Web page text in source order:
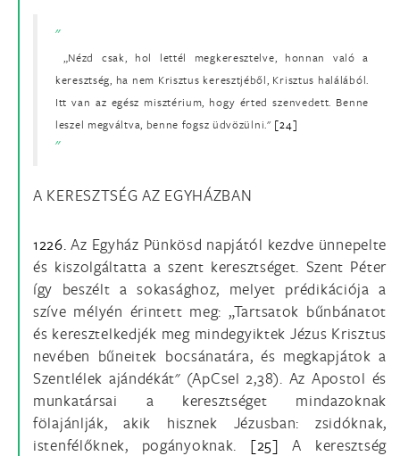
„Nézd csak, hol lettél megkeresztelve, honnan való a
keresztség, ha nem Krisztus keresztjéből, Krisztus halálából.
Itt van az egész misztérium, hogy érted szenvedett. Benne
leszel megváltva, benne fogsz üdvözülni." [24]
A KERESZTSÉG AZ EGYHÁZBAN
1226.Az Egyház Pünkösd napjától kezdve ünnepelte
és kiszolgáltatta a szent keresztséget. Szent Péter
így beszélt a sokasághoz, melyet prédikációja a
szíve mélyén érintett meg: „Tartsatok bűnbánatot
és keresztelkedjék meg mindegyiktek Jézus Krisztus
nevében bűneitek bocsánatára, és megkapjátok a
Szentlélek ajándékát" (ApCsel 2,38). Az Apostol és
munkatársai a keresztséget mindazoknak
fölajánlják, akik hisznek Jézusban: zsidóknak,
istenfélőknek, pogányoknak. [25] A keresztség